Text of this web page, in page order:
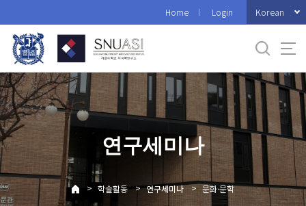
로
메
뉴
Home Login Korean
연구세미나
> 학술활동 > 연구세미나 > 문화·문학